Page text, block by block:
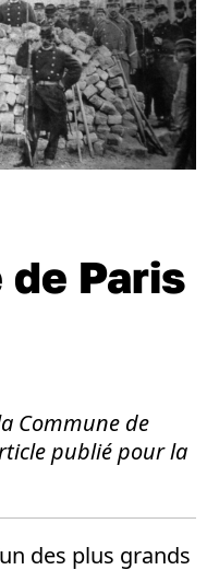
de Paris
Commune de
publié pour la
des plus grands